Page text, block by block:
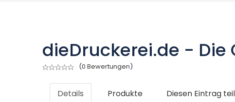
dieDruckerei.de - Die
(0 Bewertungen)
Details Produkte Diesen Eintrag